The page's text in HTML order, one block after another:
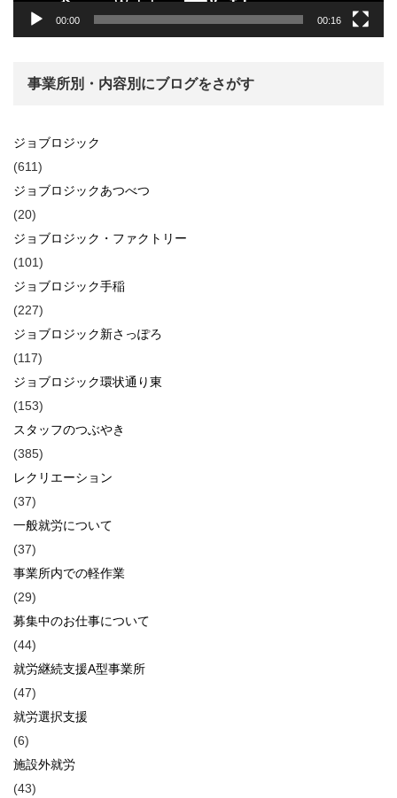
00:00 00:16
事業所別・内容別にブログをさがす
ジョブロジック
(611)
ジョブロジックあつべつ
(20)
ジョブロジック・ファクトリー
(101)
ジョブロジック手稲
(227)
ジョブロジック新さっぽろ
(117)
ジョブロジック環状通り東
(153)
スタッフのつぶやき
(385)
レクリエーション
(37)
一般就労について
(37)
事業所内での軽作業
(29)
募集中のお仕事について
(44)
就労継続支援A型事業所
(47)
就労選択支援
(6)
施設外就労
(43)